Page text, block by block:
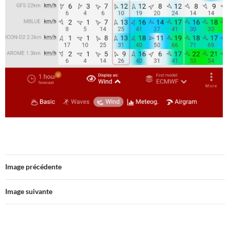
Image précédente
Image suivante